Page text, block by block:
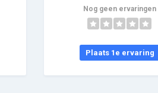
Nog geen ervaringen
Plaats 1e ervaring